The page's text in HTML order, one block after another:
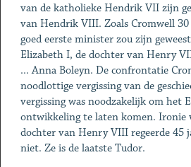
van de katholieke Hendrik VII zijn
van Hendrik VIII. Zoals Cromwell 30
goed eerste minister zou zijn
Elizabeth I, de dochter van Henry
... Anna Boleyn. De confrontatie
noodlottige vergissing van de
vergissing was noodzakelijk om het
ontwikkeling te laten komen. Ironie
dochter van Henry VIII regeerde 45
niet. Ze is de laatste Tudor.